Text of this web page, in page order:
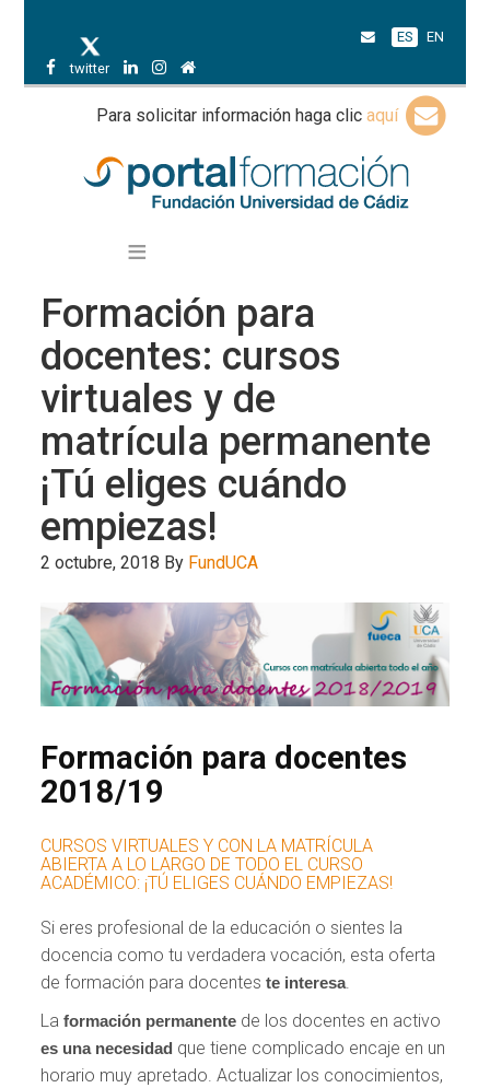
twitter
ES EN
Para solicitar información haga clic aquí
Formación para
docentes: cursos
virtuales y de
matrícula permanente
¡Tú eliges cuándo
empiezas!
2 octubre, 2018 By FundUCA
Formación para docentes
2018/19
CURSOS VIRTUALES Y CON LA MATRÍCULA
ABIERTA A LO LARGO DE TODO EL CURSO
ACADÉMICO: ¡TÚ ELIGES CUÁNDO EMPIEZAS!
Si eres profesional de la educación o sientes la
docencia como tu verdadera vocación, esta oferta
de formación para docentes te interesa.
Laformación permanente de los docentes en activo
es una necesidad que tiene complicado encaje en un
horario muy apretado. Actualizar los conocimientos,